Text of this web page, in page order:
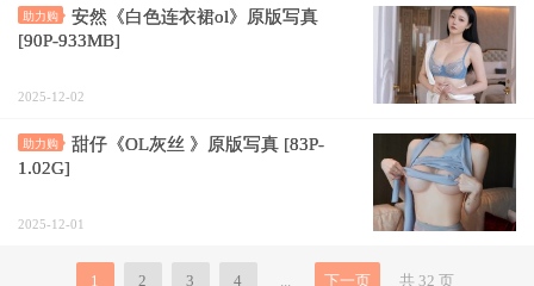
助力购
安然《白色连衣裙ol》原版写真
[90P-933MB]
2025-12-02
助力购
甜仔《OL灰丝 》原版写真 [83P-
1.02G]
2025-12-01
1 2 3 4 ... 下一页 共 32 页